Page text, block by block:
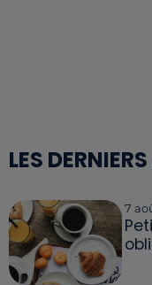
LES
7